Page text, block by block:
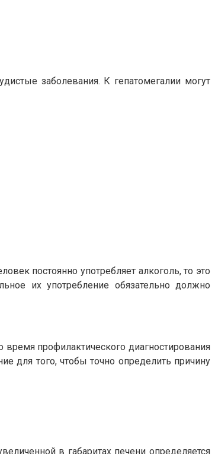
заболевания. К гепатомегалии могут
постоянно употребляет алкоголь, то это
их употребление обязательно должно
профилактического диагностирования
для того, чтобы точно определить причину
в габаритах печени определяется